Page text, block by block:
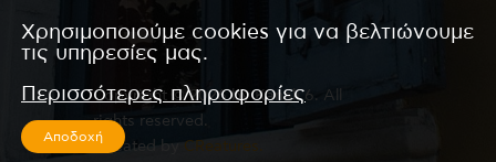
Copyright © 2026 by Kanali 6. All
rights reserved.
CReated by CReatures.
Χρησιμοποιούμε cookies για να βελτιώνουμε
τις υπηρεσίες μας.
Περισσότερες πληροφορίες
Αποδοχή